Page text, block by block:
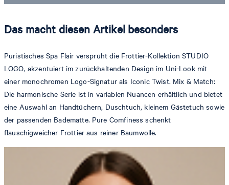
Das macht diesen Artikel besonders
Puristisches Spa Flair versprüht die Frottier-Kollektion STUDIO
LOGO, akzentuiert im zurückhaltenden Design im Uni-Look mit
einer monochromen Logo-Signatur als Iconic Twist. Mix & Match:
Die harmonische Serie ist in variablen Nuancen erhältlich und bietet
eine Auswahl an Handtüchern, Duschtuch, kleinem Gästetuch sowie
der passenden Badematte. Pure Comfiness schenkt
flauschigweicher Frottier aus reiner Baumwolle.